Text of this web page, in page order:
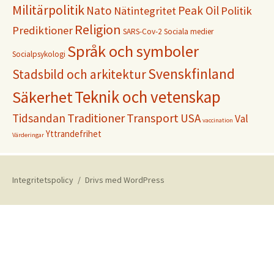
Militärpolitik Nato Nätintegritet Peak Oil Politik
Prediktioner Religion SARS-Cov-2 Sociala medier
Socialpsykologi Språk och symboler
Stadsbild och arkitekturSvenskfinland
SäkerhetTeknik och vetenskap
Tidsandan TraditionerTransport USA vaccination Val
Värderingar Yttrandefrihet
Integritetspolicy Drivs med WordPress